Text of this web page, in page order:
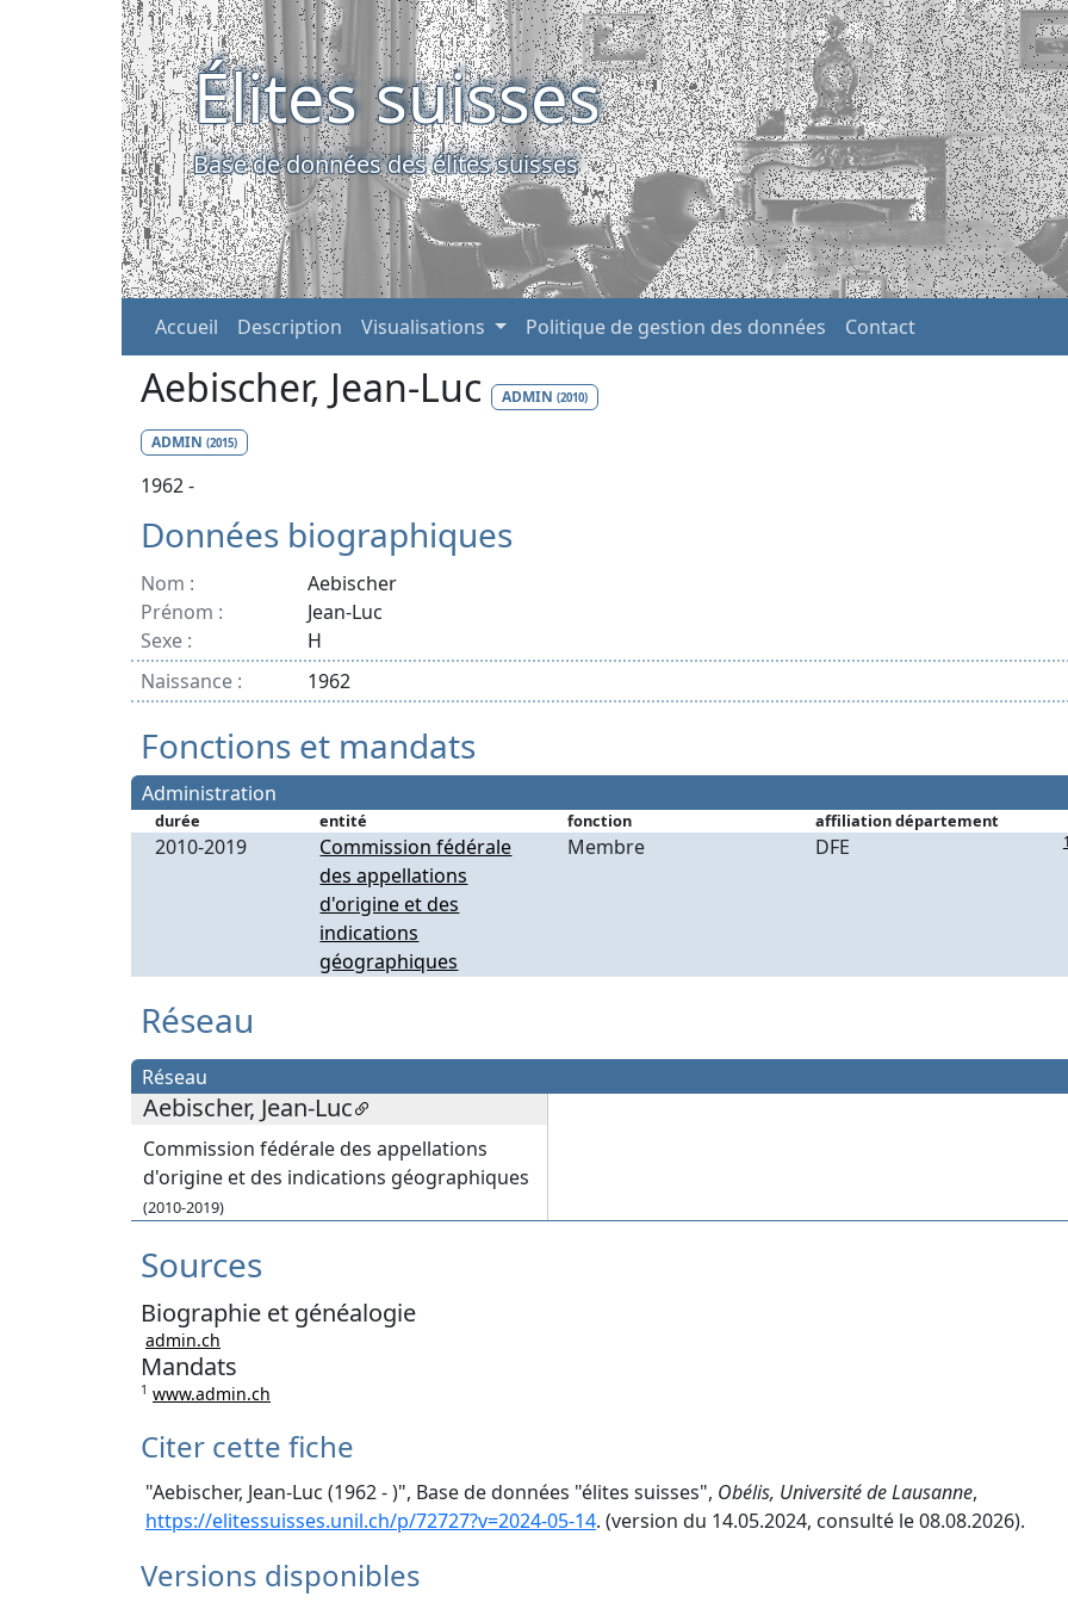
Élites suisses
Base de données des élites suisses
Accueil Description Visualisations Politique de gestion des données Contact
Aebischer, Jean-Luc ADMIN (2010)
ADMIN (2015)
1962 -
Données biographiques
Nom :
Aebischer
Prénom :
Jean-Luc
Sexe :
H
Naissance :
1962
Fonctions et mandats
Administration
durée entité fonction affiliation département
2010-2019
Commission fédérale
des appellations
d'origine et des
indications
géographiques
Membre DFE
Réseau
Réseau
Aebischer, Jean-Luc
Commission fédérale des appellations
d'origine et des indications géographiques
(2010-2019)
Sources
Biographie et généalogie
admin.ch
Mandats
1 www.admin.ch
Citer cette fiche
"Aebischer, Jean-Luc (1962 - )", Base de données "élites suisses", Obélis, Université de Lausanne,
https://elitessuisses.unil.ch/p/72727?v=2024-05-14. (version du 14.05.2024, consulté le 08.08.2026).
Versions disponibles